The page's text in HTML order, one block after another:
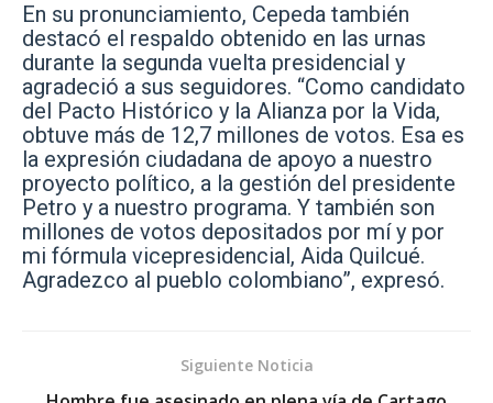
En su pronunciamiento, Cepeda también
destacó el respaldo obtenido en las urnas
durante la segunda vuelta presidencial y
agradeció a sus seguidores. “Como candidato
del Pacto Histórico y la Alianza por la Vida,
obtuve más de 12,7 millones de votos. Esa es
la expresión ciudadana de apoyo a nuestro
proyecto político, a la gestión del presidente
Petro y a nuestro programa. Y también son
millones de votos depositados por mí y por
mi fórmula vicepresidencial, Aida Quilcué.
Agradezco al pueblo colombiano”, expresó.
Siguiente Noticia